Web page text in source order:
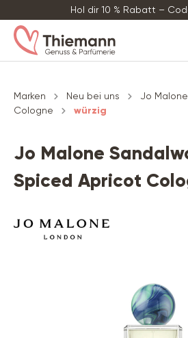
Hol dir 10 % Rabatt –
Marken Neu bei uns Jo Malone
Cologne
würzig
Jo Malone
Spiced Apricot